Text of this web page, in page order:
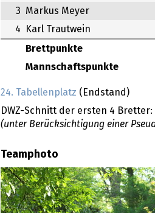
Brettpunkte
Mannschaftspunkte
3
Markus Meyer
4
Karl Trautwein
24. Tabellenplatz (Endstand)
DWZ-Schnitt der ersten 4 Bretter:
(unter Berücksichtigung einer
Teamphoto